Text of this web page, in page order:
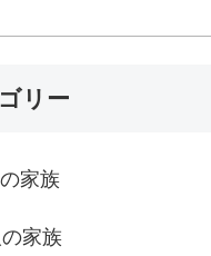
リー
家族
家族